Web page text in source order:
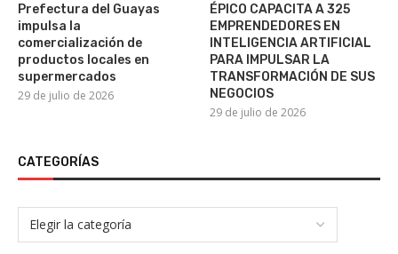
Prefectura del Guayas
impulsa la
comercialización de
productos locales en
supermercados
29 de julio de 2026
ÉPICO CAPACITA A 325
EMPRENDEDORES EN
INTELIGENCIA ARTIFICIAL
PARA IMPULSAR LA
TRANSFORMACIÓN DE SUS
NEGOCIOS
29 de julio de 2026
CATEGORÍAS